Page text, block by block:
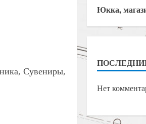
Сувениры,
Юкка,
Нет